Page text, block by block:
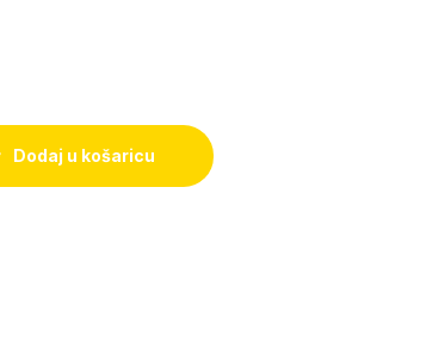
Dodaj u košaricu